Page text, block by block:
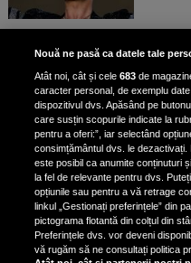
Iron
de
Nicki
de
din
Nicki
Nouă ne pasă ca datele tale
Atât noi, cât și cele683 de
caracter personal, de exemplu
dispozitivul dvs. Apăsând pe
care susțin scopurile indicate la
pentru a oferi:”, iar selectând
consimțământul dvs. le
este posibil ca anumite conținuturi
la fel de relevante pentru dvs.
opțiunile sau pentru a vă retrage
linkul „Gestionați preferințele” din
pictograma flotantă din colțul din
Preferințele dvs. vor deveni
vă rugăm să ne consultați politica